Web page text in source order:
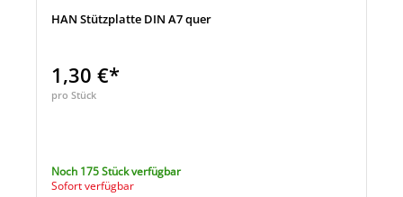
HAN Stützplatte DIN A7 quer
1,30 €*
pro Stück
Noch 175 Stück verfügbar
Sofort verfügbar